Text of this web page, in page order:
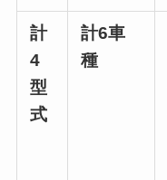
計
4
型
式
計6車
種